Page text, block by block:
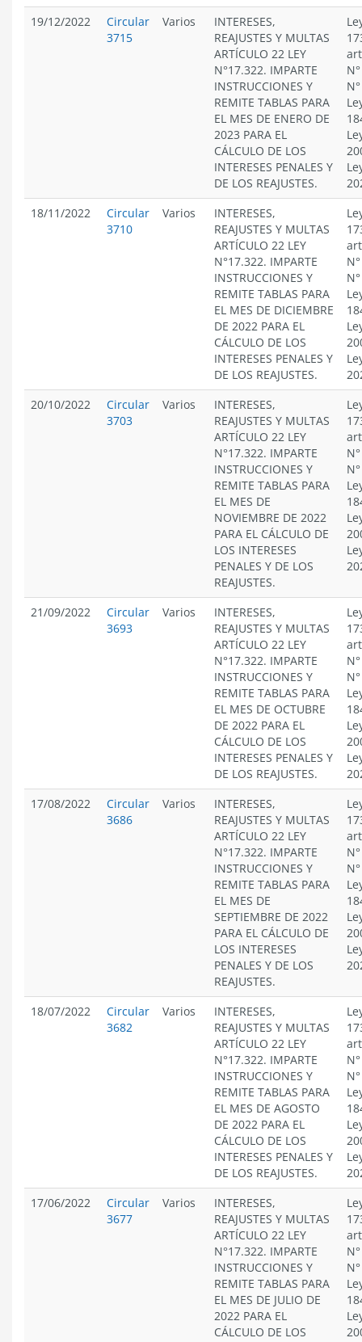
19/12/2022
Circular
3715
Varios
INTERESES,
REAJUSTES Y MULTAS
ARTÍCULO 22 LEY
N°17.322. IMPARTE
INSTRUCCIONES Y
REMITE TABLAS PARA
EL MES DE ENERO DE
2023 PARA EL
CÁLCULO DE LOS
INTERESES PENALES Y
DE LOS REAJUSTES.
18/11/2022
Circular
3710
Varios
INTERESES,
REAJUSTES Y MULTAS
ARTÍCULO 22 LEY
N°17.322. IMPARTE
INSTRUCCIONES Y
REMITE TABLAS PARA
EL MES DE DICIEMBRE
DE 2022 PARA EL
CÁLCULO DE LOS
INTERESES PENALES Y
DE LOS REAJUSTES.
20/10/2022
Circular
3703
Varios
INTERESES,
REAJUSTES Y MULTAS
ARTÍCULO 22 LEY
N°17.322. IMPARTE
INSTRUCCIONES Y
REMITE TABLAS PARA
EL MES DE
NOVIEMBRE DE 2022
PARA EL CÁLCULO DE
LOS INTERESES
PENALES Y DE LOS
REAJUSTES.
21/09/2022
Circular
3693
Varios
INTERESES,
REAJUSTES Y MULTAS
ARTÍCULO 22 LEY
N°17.322. IMPARTE
INSTRUCCIONES Y
REMITE TABLAS PARA
EL MES DE OCTUBRE
DE 2022 PARA EL
CÁLCULO DE LOS
INTERESES PENALES Y
DE LOS REAJUSTES.
17/08/2022
Circular
3686
Varios
INTERESES,
REAJUSTES Y MULTAS
ARTÍCULO 22 LEY
N°17.322. IMPARTE
INSTRUCCIONES Y
REMITE TABLAS PARA
EL MES DE
SEPTIEMBRE DE 2022
PARA EL CÁLCULO DE
LOS INTERESES
PENALES Y DE LOS
REAJUSTES.
18/07/2022
Circular
3682
Varios
INTERESES,
REAJUSTES Y MULTAS
ARTÍCULO 22 LEY
N°17.322. IMPARTE
INSTRUCCIONES Y
REMITE TABLAS PARA
EL MES DE AGOSTO
DE 2022 PARA EL
CÁLCULO DE LOS
INTERESES PENALES Y
DE LOS REAJUSTES.
17/06/2022
Circular
3677
Varios
INTERESES,
REAJUSTES Y MULTAS
ARTÍCULO 22 LEY
N°17.322. IMPARTE
INSTRUCCIONES Y
REMITE TABLAS PARA
EL MES DE JULIO DE
2022 PARA EL
CÁLCULO DE LOS